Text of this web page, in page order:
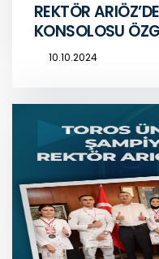
REKTÖR
KONSOLOSU
10.10.2024